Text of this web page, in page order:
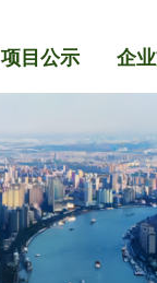
项目公示 企